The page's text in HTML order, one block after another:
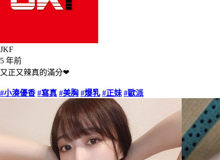
JKF
5 年前
又正又辣真的滿分❤
#小湊優香 #寫真 #美胸 #爆乳 #正妹 #歐派